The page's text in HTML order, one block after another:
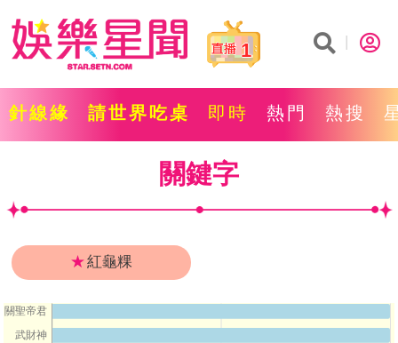
1
針線緣 請世界吃桌 即時 熱門 熱搜
關鍵字
★紅龜粿
關聖帝君
武財神